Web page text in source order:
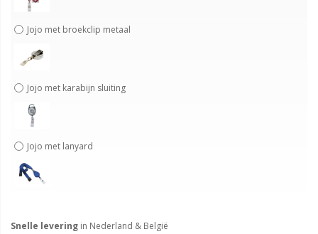
Jojo met broekclip metaal
Jojo met karabijn sluiting
Jojo met lanyard
Snelle levering in Nederland & België